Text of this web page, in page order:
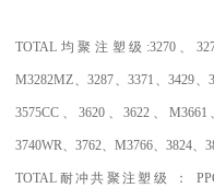
TOTAL 均聚注塑级 :3270、
M3282MZ、3287、3371 、3429、
3575CC 、 3620、3622 、 M3661
3740WR、3762、M3766、3824、
TOTAL 耐冲共聚注塑级 ：